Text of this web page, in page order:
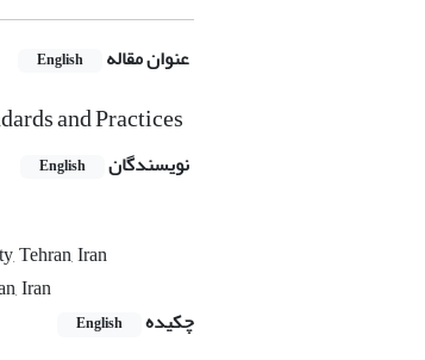
عنوان مقاله English
and Practices
نویسندگان English
‎Tehran, Iran‎
Iran‎
چکیده
English